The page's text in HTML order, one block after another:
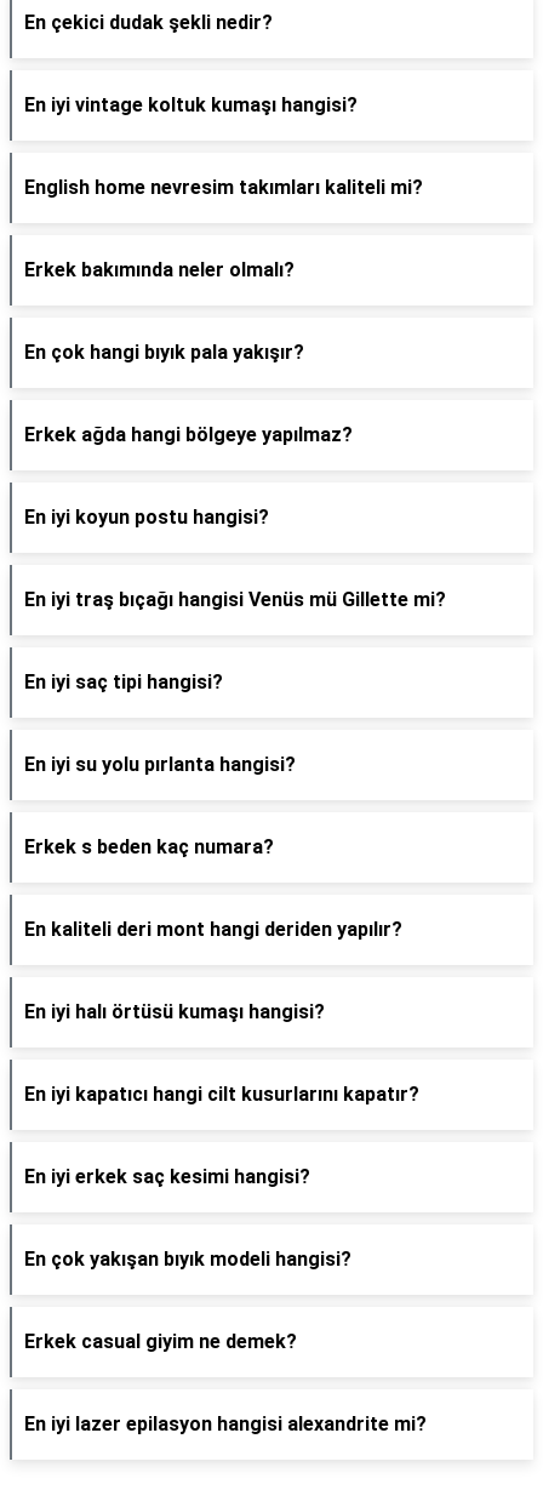
En çekici dudak şekli nedir?
En iyi vintage koltuk kumaşı hangisi?
English home nevresim takımları kaliteli mi?
Erkek bakımında neler olmalı?
En çok hangi bıyık pala yakışır?
Erkek ağda hangi bölgeye yapılmaz?
En iyi koyun postu hangisi?
En iyi traş bıçağı hangisi Venüs mü Gillette mi?
En iyi saç tipi hangisi?
En iyi su yolu pırlanta hangisi?
Erkek s beden kaç numara?
En kaliteli deri mont hangi deriden yapılır?
En iyi halı örtüsü kumaşı hangisi?
En iyi kapatıcı hangi cilt kusurlarını kapatır?
En iyi erkek saç kesimi hangisi?
En çok yakışan bıyık modeli hangisi?
Erkek casual giyim ne demek?
En iyi lazer epilasyon hangisi alexandrite mi?